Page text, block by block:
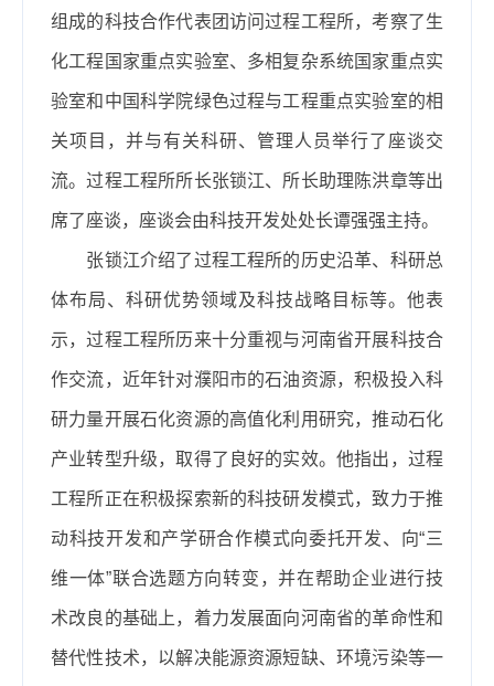
组成的科技合作代表团访问过程工程所，考察了生
化工程国家重点实验室、多相复杂系统国家重点实
验室和中国科学院绿色过程与工程重点实验室的相
关项目，并与有关科研、管理人员举行了座谈交
流。过程工程所所长张锁江、所长助理陈洪章等出
席了座谈，座谈会由科技开发处处长谭强强主持。
张锁江介绍了过程工程所的历史沿革、科研总
体布局、科研优势领域及科技战略目标等。他表
示，过程工程所历来十分重视与河南省开展科技合
作交流，近年针对濮阳市的石油资源，积极投入科
研力量开展石化资源的高值化利用研究，推动石化
产业转型升级，取得了良好的实效。他指出，过程
工程所正在积极探索新的科技研发模式，致力于推
动科技开发和产学研合作模式向委托开发、向“三
维一体”联合选题方向转变，并在帮助企业进行技
术改良的基础上，着力发展面向河南省的革命性和
替代性技术，以解决能源资源短缺、环境污染等一